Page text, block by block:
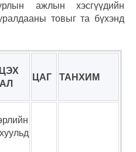
ажлын хэсгүүдийн
товыг та бүхэнд
ЦАГ ТАНХИМ